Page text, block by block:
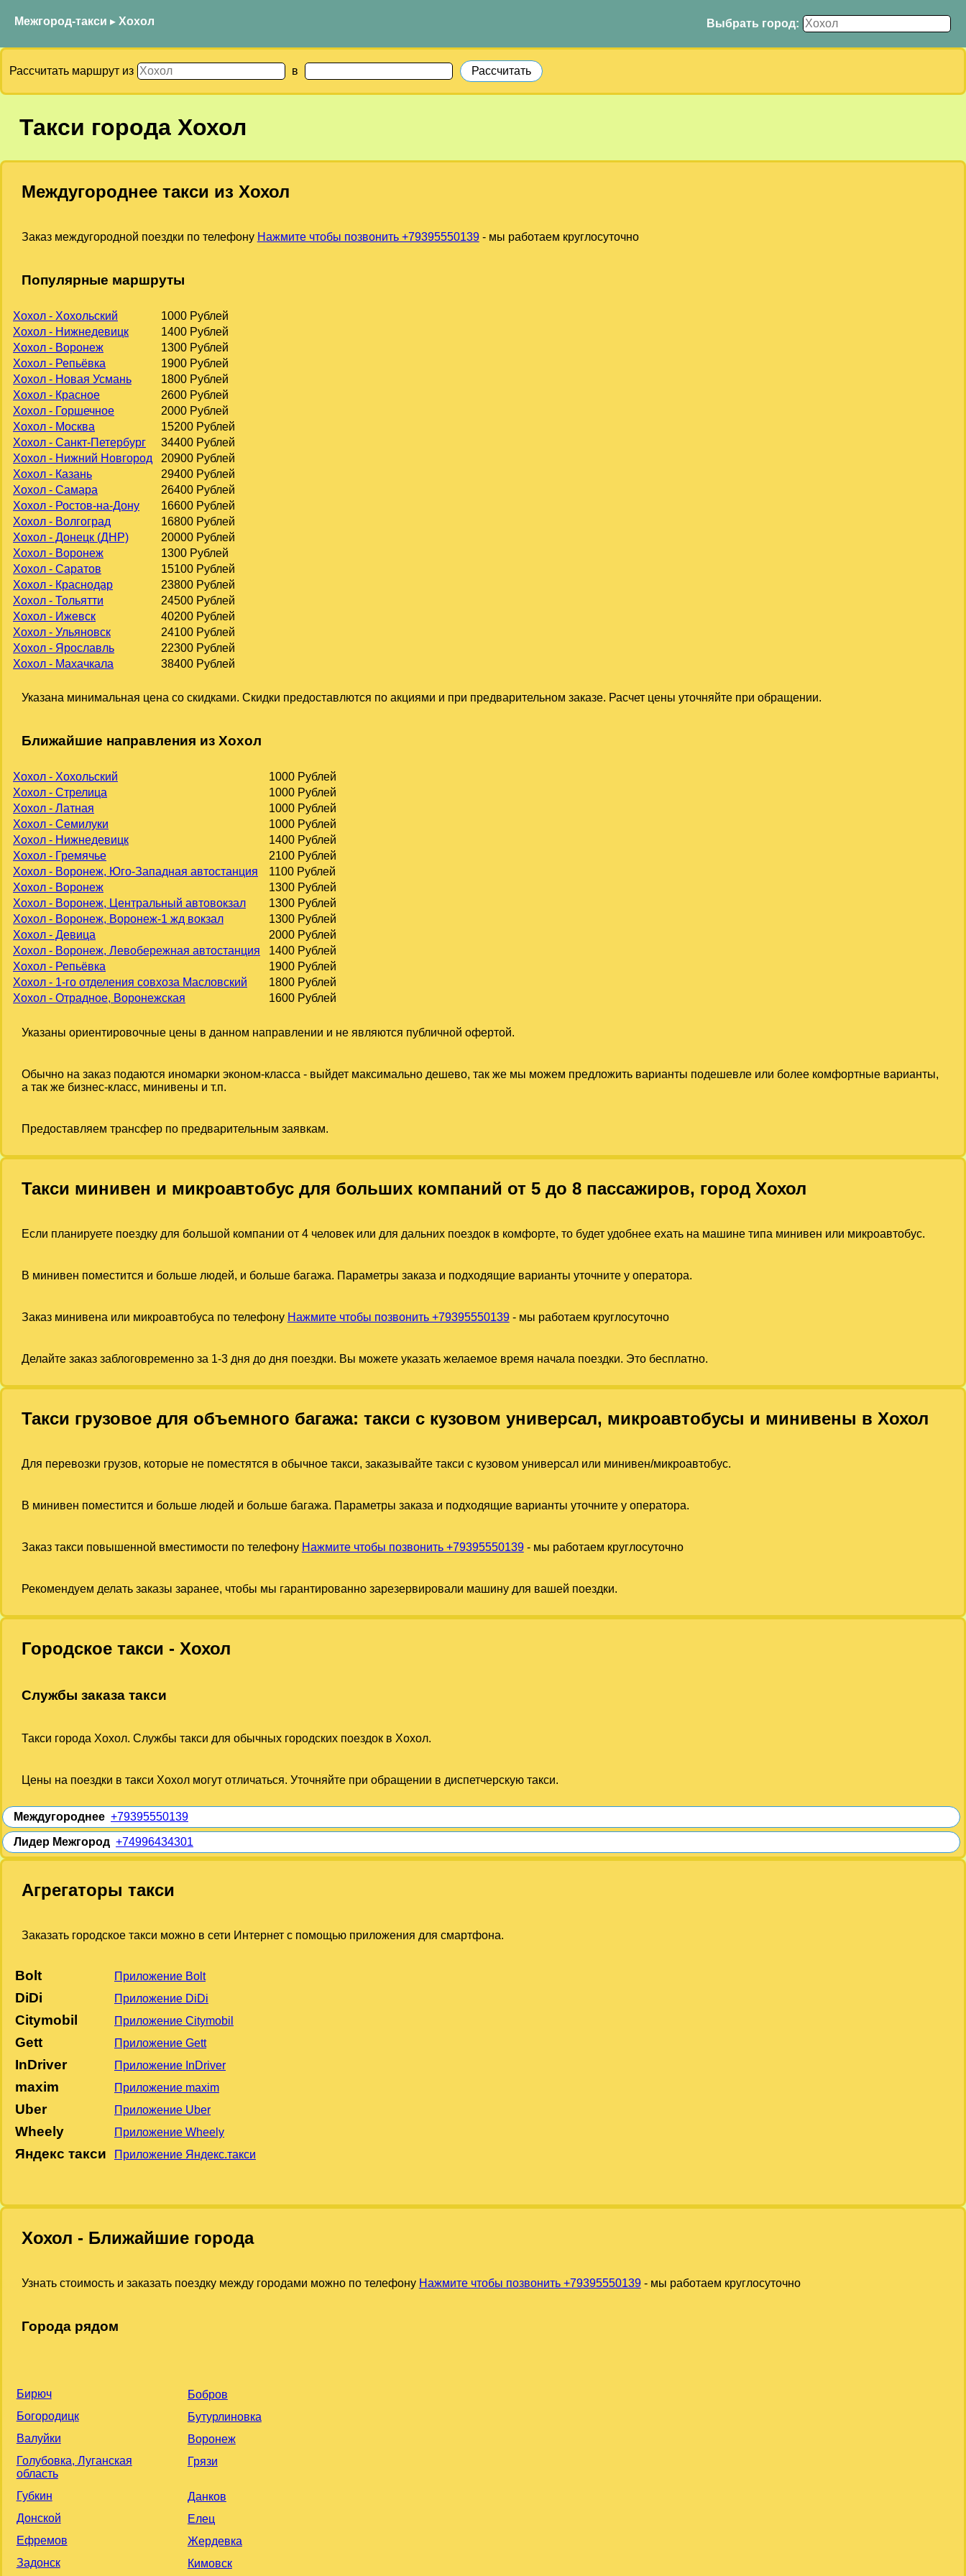
Межгород-такси ▸ Хохол Выбрать город:
Рассчитать маршрут из в
Такси города Хохол
Междугороднее такси из Хохол
Заказ междугородной поездки по телефону Нажмите чтобы позвонить +79395550139- мы работаем круглосуточно
Популярные маршруты
Хохол - Хохольский
1000 Рублей
Хохол - Нижнедевицк
1400 Рублей
Хохол - Воронеж
1300 Рублей
Хохол - Репьёвка
1900 Рублей
Хохол - Новая Усмань
1800 Рублей
Хохол - Красное
2600 Рублей
Хохол - Горшечное
2000 Рублей
Хохол - Москва
15200 Рублей
Хохол - Санкт-Петербург
34400 Рублей
Хохол - Нижний Новгород
20900 Рублей
Хохол - Казань
29400 Рублей
Хохол - Самара
26400 Рублей
Хохол - Ростов-на-Дону
16600 Рублей
Хохол - Волгоград
16800 Рублей
Хохол - Донецк (ДНР)
20000 Рублей
Хохол - Воронеж
1300 Рублей
Хохол - Саратов
15100 Рублей
Хохол - Краснодар
23800 Рублей
Хохол - Тольятти
24500 Рублей
Хохол - Ижевск
40200 Рублей
Хохол - Ульяновск
24100 Рублей
Хохол - Ярославль
22300 Рублей
Хохол - Махачкала
38400 Рублей
Указана минимальная цена со скидками. Скидки предоставлются по акциями и при предварительном заказе. Расчет цены уточняйте при обращении.
Ближайшие направления из Хохол
Хохол - Хохольский
1000 Рублей
Хохол - Стрелица
1000 Рублей
Хохол - Латная
1000 Рублей
Хохол - Семилуки
1000 Рублей
Хохол - Нижнедевицк
1400 Рублей
Хохол - Гремячье
2100 Рублей
Хохол - Воронеж, Юго-Западная автостанция
1100 Рублей
Хохол - Воронеж
1300 Рублей
Хохол - Воронеж, Центральный автовокзал
1300 Рублей
Хохол - Воронеж, Воронеж-1 жд вокзал
1300 Рублей
Хохол - Девица
2000 Рублей
Хохол - Воронеж, Левобережная автостанция
1400 Рублей
Хохол - Репьёвка
1900 Рублей
Хохол - 1-го отделения совхоза Масловский
1800 Рублей
Хохол - Отрадное, Воронежская
1600 Рублей
Указаны ориентировочные цены в данном направлении и не являются публичной офертой.
Обычно на заказ подаются иномарки эконом-класса - выйдет максимально дешево, так же мы можем предложить варианты подешевле или более комфортные варианты,
а так же бизнес-класс, минивены и т.п.
Предоставляем трансфер по предварительным заявкам.
Такси минивен и микроавтобус для больших компаний от 5 до 8 пассажиров, город Хохол
Если планируете поездку для большой компании от 4 человек или для дальних поездок в комфорте, то будет удобнее ехать на машине типа минивен или микроавтобус.
В минивен поместится и больше людей, и больше багажа. Параметры заказа и подходящие варианты уточните у оператора.
Заказ минивена или микроавтобуса по телефону Нажмите чтобы позвонить +79395550139- мы работаем круглосуточно
Делайте заказ заблоговременно за 1-3 дня до дня поездки. Вы можете указать желаемое время начала поездки. Это бесплатно.
Такси грузовое для объемного багажа: такси с кузовом универсал, микроавтобусы и минивены в Хохол
Для перевозки грузов, которые не поместятся в обычное такси, заказывайте такси с кузовом универсал или минивен/микроавтобус.
В минивен поместится и больше людей и больше багажа. Параметры заказа и подходящие варианты уточните у оператора.
Заказ такси повышенной вместимости по телефону Нажмите чтобы позвонить +79395550139- мы работаем круглосуточно
Рекомендуем делать заказы заранее, чтобы мы гарантированно зарезервировали машину для вашей поездки.
Городское такси - Хохол
Службы заказа такси
Такси города Хохол. Службы такси для обычных городских поездок в Хохол.
Цены на поездки в такси Хохол могут отличаться. Уточняйте при обращении в диспетчерскую такси.
Междугороднее +79395550139
Лидер Межгород +74996434301
Агрегаторы такси
Заказать городское такси можно в сети Интернет с помощью приложения для смартфона.
Bolt Приложение Bolt
DiDi Приложение DiDi
Citymobil Приложение Citymobil
Gett Приложение Gett
InDriver Приложение InDriver
maxim Приложение maxim
Uber Приложение Uber
Wheely Приложение Wheely
Яндекс такси Приложение Яндекс.такси
Хохол - Ближайшие города
Узнать стоимость и заказать поездку между городами можно по телефону Нажмите чтобы позвонить +79395550139- мы работаем круглосуточно
Города рядом
Бирюч
Бобров
Богородицк
Бутурлиновка
Валуйки
Воронеж
Голубовка, Луганская
область
Грязи
Губкин
Данков
Донской
Елец
Ефремов
Жердевка
Задонск
Кимовск